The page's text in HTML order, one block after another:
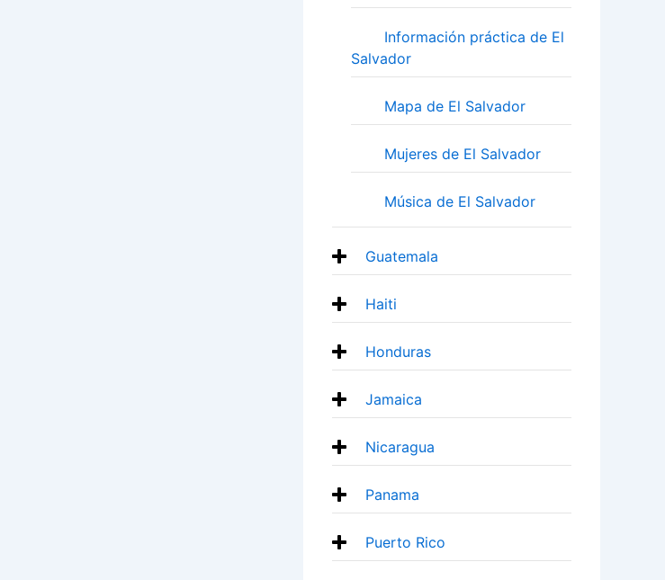
Información práctica de El
Salvador
Mapa de El Salvador
Mujeres de El Salvador
Música de El Salvador
Guatemala
Haiti
Honduras
Jamaica
Nicaragua
Panama
Puerto Rico